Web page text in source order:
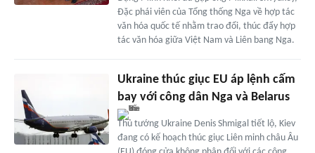
Đặc phái viên của Tổng thống Nga về hợp tác
văn hóa quốc tế nhằm trao đổi, thúc đẩy hợp
tác văn hóa giữa Việt Nam và Liên bang Nga.
Ukraine thúc giục EU áp lệnh cấm
bay với công dân Nga và Belarus
Thủ tướng Ukraine Denis Shmigal tiết lộ, Kiev
đang có kế hoạch thúc giục Liên minh châu Âu